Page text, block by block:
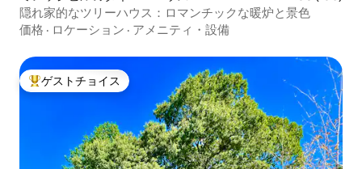
隠れ家的なツリーハウス：ロマンチックな暖炉と景色
価格 · ロケーション · アメニティ・設備
大好評のゲストチョイスです。
ゲストチョイス